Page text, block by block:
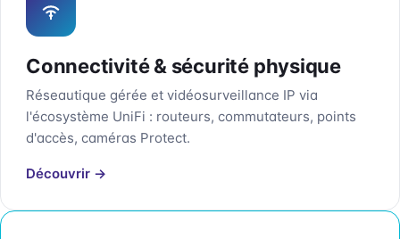
Connectivité & sécurité physique
Réseautique gérée et vidéosurveillance IP via
l'écosystème UniFi : routeurs, commutateurs, points
d'accès, caméras Protect.
Découvrir →